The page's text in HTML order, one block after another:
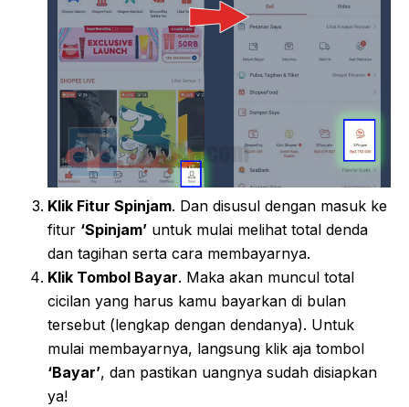
Klik Fitur Spinjam. Dan disusul dengan masuk ke
fitur ‘Spinjam’ untuk mulai melihat total denda
dan tagihan serta cara membayarnya.
Klik Tombol Bayar. Maka akan muncul total
cicilan yang harus kamu bayarkan di bulan
tersebut (lengkap dengan dendanya). Untuk
mulai membayarnya, langsung klik aja tombol
‘Bayar’, dan pastikan uangnya sudah disiapkan
ya!